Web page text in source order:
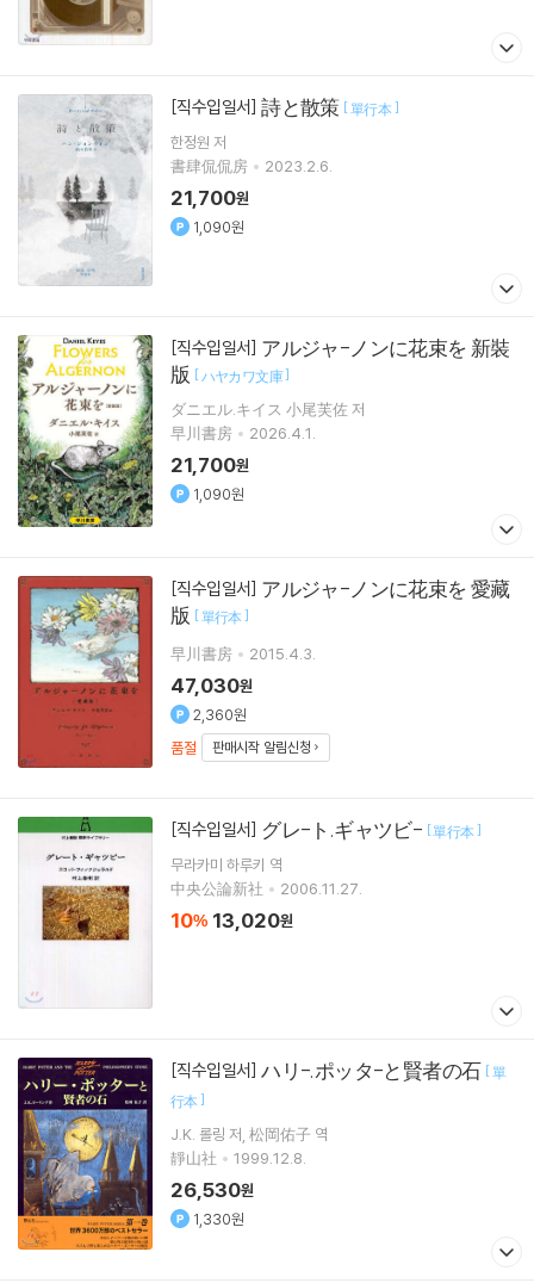
[직수입일서] 詩と散策 [單行本]
한정원 저
書肆侃侃房
2023.2.6.
21,700원
1,090원
[직수입일서]
版 [ハヤカワ文庫]
ダニエル.キイス 小尾芙佐 저
早川書房
2026.4.1.
21,700원
1,090원
[직수입일서]
版 [單行本]
早川書房 2015.4.3.
47,030원
2,360원
품절
판매시작 알림신청
[직수입일서] グレ-ト.ギャツビ- [單行本]
무라카미 하루키 역
中央公論新社
2006.11.27.
10% 13,020원
[직수입일서] ハリ-.ポッタ-と賢者の石 [單
行本]
J.K. 롤링 저 松岡佑子 역
靜山社
1999.12.8.
26,530원
1,330원